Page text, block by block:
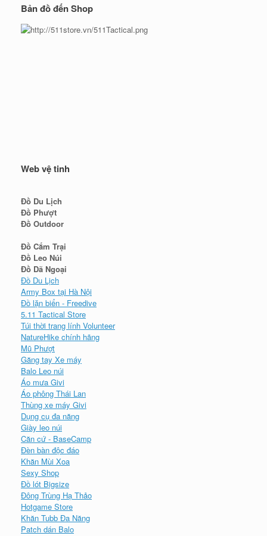
Bản đồ đến Shop
Web vệ tinh
Đồ Du Lịch
Đồ Phượt
Đồ Outdoor
Đồ Cắm Trại
Đồ Leo Núi
Đồ Dã Ngoại
Đồ Du Lịch
Army Box tại Hà Nội
Đồ lặn biển - Freedive
5.11 Tactical Store
Túi thời trang lính Volunteer
NatureHike chính hãng
Mũ Phượt
Găng tay Xe máy
Balo Leo núi
Áo mưa Givi
Áo phông Thái Lan
Thùng xe máy Givi
Dụng cụ đa năng
Giày leo núi
Căn cứ - BaseCamp
Đèn bàn độc đáo
Khăn Mùi Xoa
Sexy Shop
Đồ lót Bigsize
Đông Trùng Hạ Thảo
Hotgame Store
Khăn Tubb Đa Năng
Patch dán Balo